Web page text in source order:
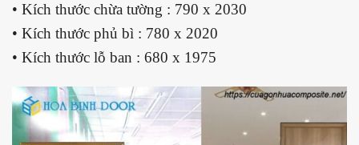
• Kích thước chừa tường : 790 x 2030
• Kích thước phủ bì : 780 x 2020
• Kích thước lỗ ban : 680 x 1975